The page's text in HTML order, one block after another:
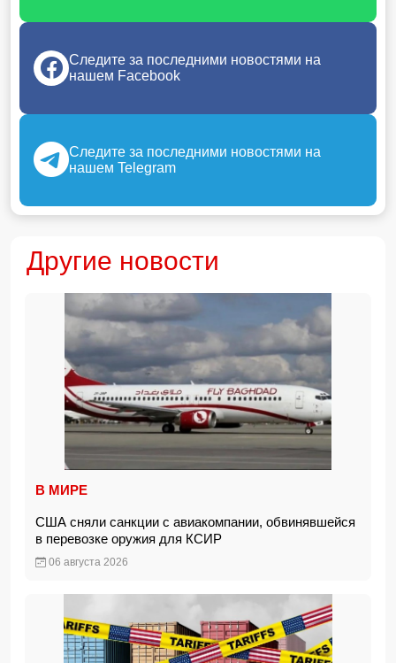
Следите за последними новостями на
нашем Facebook
Следите за последними новостями на
нашем Telegram
Другие новости
В МИРЕ
США сняли санкции с авиакомпании, обвинявшейся
в перевозке оружия для КСИР
06 августа 2026